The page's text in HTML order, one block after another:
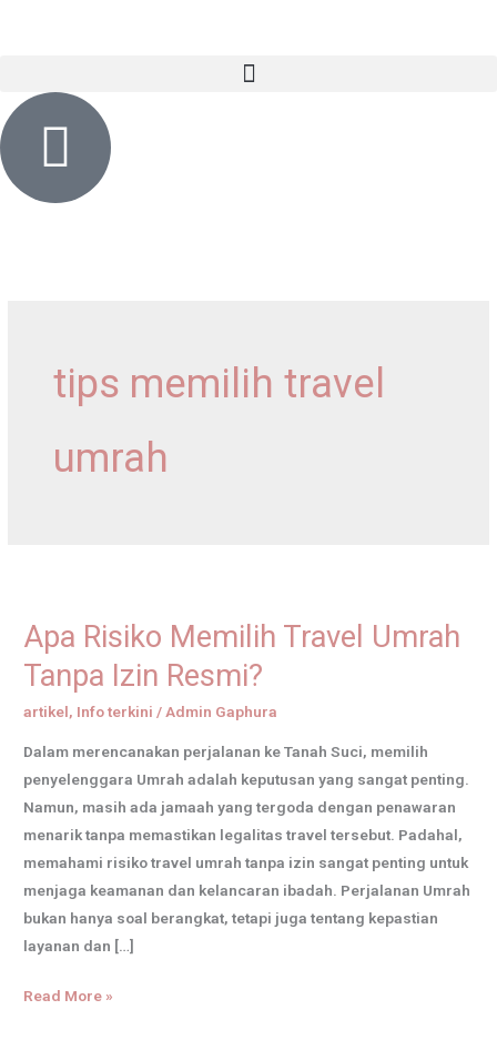
tips memilih travel
umrah
Apa Risiko Memilih Travel Umrah
Tanpa Izin Resmi?
artikel, Info terkini /Admin Gaphura
Dalam merencanakan perjalanan ke Tanah Suci, memilih
penyelenggara Umrah adalah keputusan yang sangat penting.
Namun, masih ada jamaah yang tergoda dengan penawaran
menarik tanpa memastikan legalitas travel tersebut. Padahal,
memahami risiko travel umrah tanpa izin sangat penting untuk
menjaga keamanan dan kelancaran ibadah. Perjalanan Umrah
bukan hanya soal berangkat, tetapi juga tentang kepastian
layanan dan […]
Memilih
Travel
Umrah
Tanpa
Izin
Resmi?
Read More »